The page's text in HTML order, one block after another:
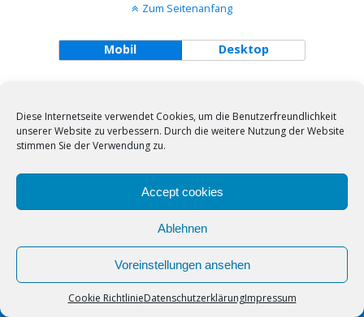
Diese Internetseite verwendet Cookies, um die Benutzerfreundlichkeit
unserer Website zu verbessern. Durch die weitere Nutzung der Website
stimmen Sie der Verwendung zu.
Accept cookies
Ablehnen
Voreinstellungen ansehen
Cookie RichtlinieDatenschutzerklärungImpressum
Zum Seitenanfang
Mobil Desktop